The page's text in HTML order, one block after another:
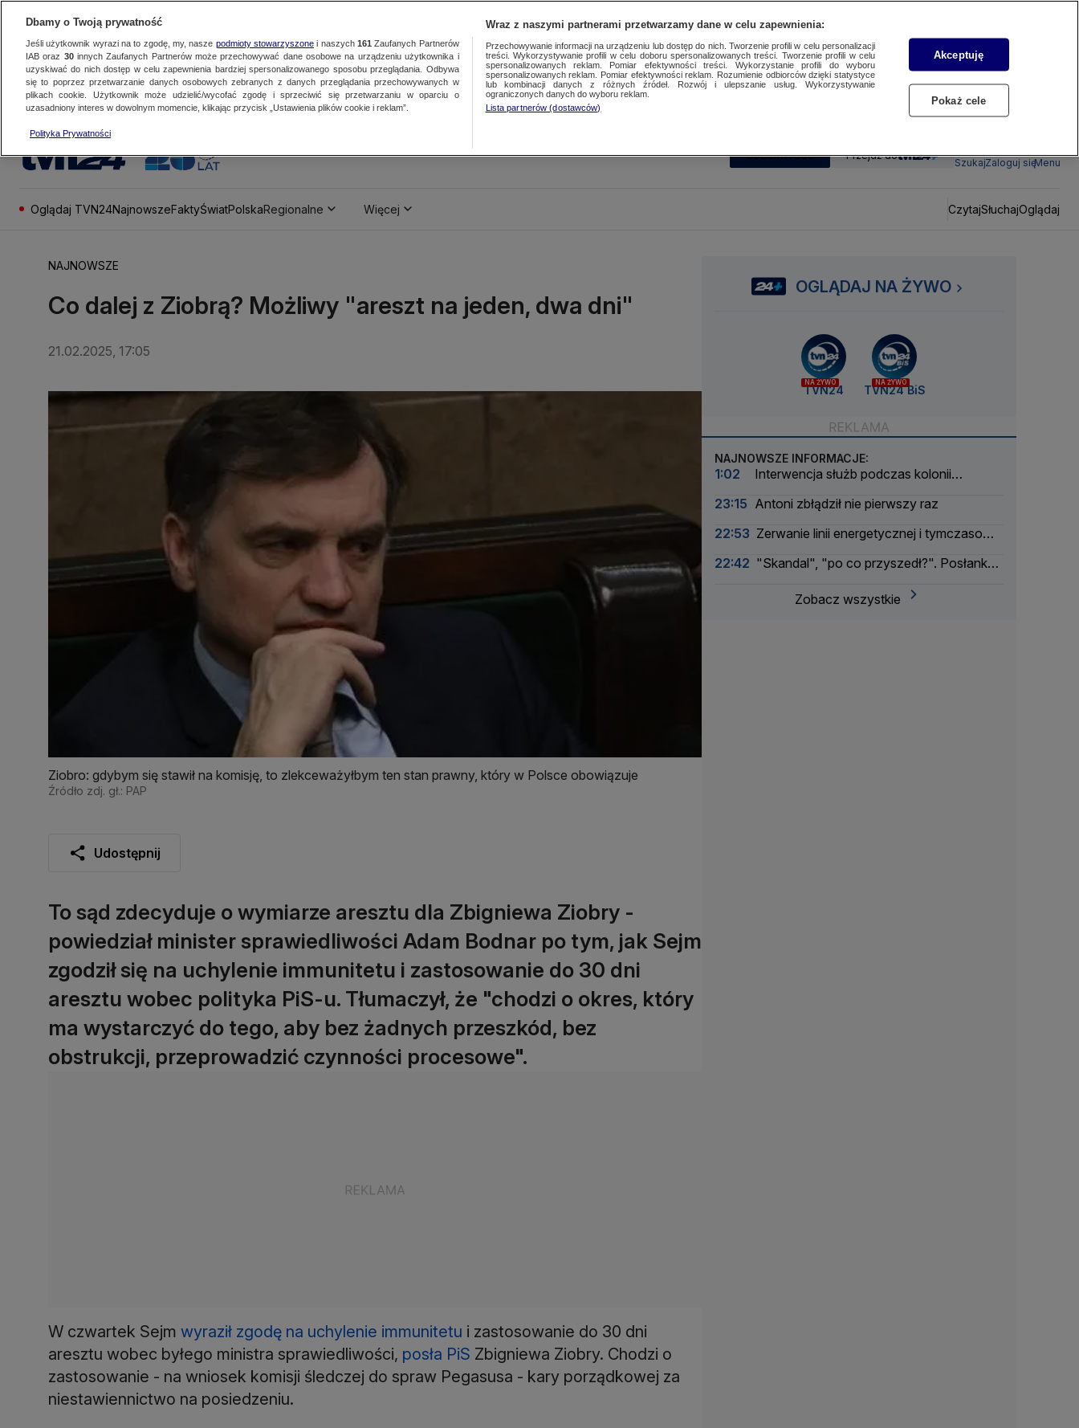
SUBSKRYBUJ Przejdź do
SzukajZaloguj sięMenu
Oglądaj TVN24NajnowszeFaktyŚwiatPolskaRegionalne Więcej CzytajSłuchajOglądaj
NAJNOWSZE
Co dalej z Ziobrą? Możliwy "areszt na jeden, dwa dni"
21.02.2025, 17:05
Ziobro: gdybym się stawił na komisję, to zlekceważyłbym ten stan prawny, który w Polsce obowiązuje
Źródło zdj. gł.: PAP
Udostępnij
To sąd zdecyduje o wymiarze aresztu dla Zbigniewa Ziobry -
powiedział minister sprawiedliwości Adam Bodnar po tym, jak Sejm
zgodził się na uchylenie immunitetu i zastosowanie do 30 dni
aresztu wobec polityka PiS-u. Tłumaczył, że "chodzi o okres, który
ma wystarczyć do tego, aby bez żadnych przeszkód, bez
obstrukcji, przeprowadzić czynności procesowe".
W czwartek Sejm wyraził zgodę na uchylenie immunitetu i zastosowanie do 30 dni
aresztu wobec byłego ministra sprawiedliwości, posła PiS Zbigniewa Ziobry. Chodzi o
zastosowanie - na wniosek komisji śledczej do spraw Pegasusa - kary porządkowej za
niestawiennictwo na posiedzeniu.
OGLĄDAJ NA ŻYWO
NA ŻYWO
TVN24
NA ŻYWO
TVN24 BiS
NAJNOWSZE INFORMACJE:
1:02
Interwencja służb podczas kolonii
23:15 Antoni zbłądził nie pierwszy raz
22:53 Zerwanie linii energetycznej i tymczasowa
Wojskowa
22:42 "Skandal", "po co przyszedł?". Posłanka
Zobacz wszystkie
Dbamy o Twoją prywatność
Jeśli użytkownik wyrazi na to zgodę, my, nasze podmioty stowarzyszonei naszych 161 Zaufanych Partnerów
IAB oraz 30innych Zaufanych Partnerów może przechowywać dane osobowe na urządzeniu użytkownika i
uzyskiwać do nich dostęp w celu zapewnienia bardziej spersonalizowanego sposobu przeglądania. Odbywa
się to poprzez przetwarzanie danych osobowych zebranych z danych przeglądania przechowywanych w
plikach cookie. Użytkownik może udzielić/wycofać zgodę i sprzeciwić się przetwarzaniu w oparciu o
uzasadniony interes w dowolnym momencie, klikając przycisk „Ustawienia plików cookie i reklam”.
Polityka Prywatności
Wraz z naszymi partnerami przetwarzamy dane w celu zapewnienia:
Przechowywanie informacji na urządzeniu lub dostęp do nich. Tworzenie profili w celu personalizacji
treści. Wykorzystywanie profili w celu doboru spersonalizowanych treści. Tworzenie profili w celu
spersonalizowanych reklam. Pomiar efektywności treści. Wykorzystanie profili do wyboru
spersonalizowanych reklam. Pomiar efektywności reklam. Rozumienie odbiorców dzięki statystyce
lub kombinacji danych z różnych źródeł. Rozwój i ulepszanie usług. Wykorzystywanie
ograniczonych danych do wyboru reklam.
Lista partnerów (dostawców)
Akceptuję
Pokaż cele